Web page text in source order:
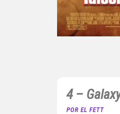
4 –
POR EL FETT